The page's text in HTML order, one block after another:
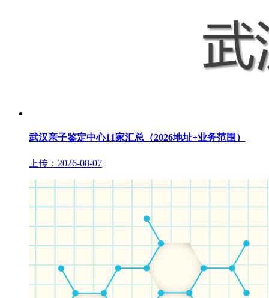
武汉亲子鉴定中心11家汇总（2026地址+业务范围）
上传：2026-08-07